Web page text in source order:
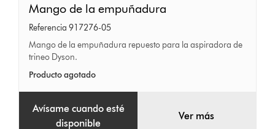
de
la
empuñadura
Mango de la empuñadura
Referencia 917276-05
Mango de la empuñadura repuesto para la aspiradora de
trineo Dyson.
Producto agotado
Avísame cuando esté
disponible
Ver más